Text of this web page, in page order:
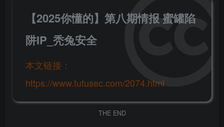
【2025你懂的】第八期情报 蜜罐陷
阱IP_秃兔安全
本文链接：
https://www.tutusec.com/2074.html
THE END